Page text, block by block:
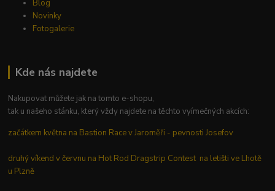
Blog
Novinky
Fotogalerie
Kde nás najdete
Nakupovat můžete jak na tomto e-shopu,
tak u našeho stánku, který vždy najdete na těchto vyímečných akcích:
začátkem května na Bastion Race v Jaroměři - pevnosti Josefov
druhý víkend v červnu na Hot Rod Dragstrip Contest na letišti ve Lhotě
u Plzně